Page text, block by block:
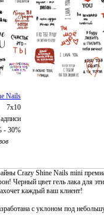
Nails
7х10
- 30%
Crazy Shine Nails mini
Черный цвет гель лака для
каждый ваш клиент!
с уклоном под